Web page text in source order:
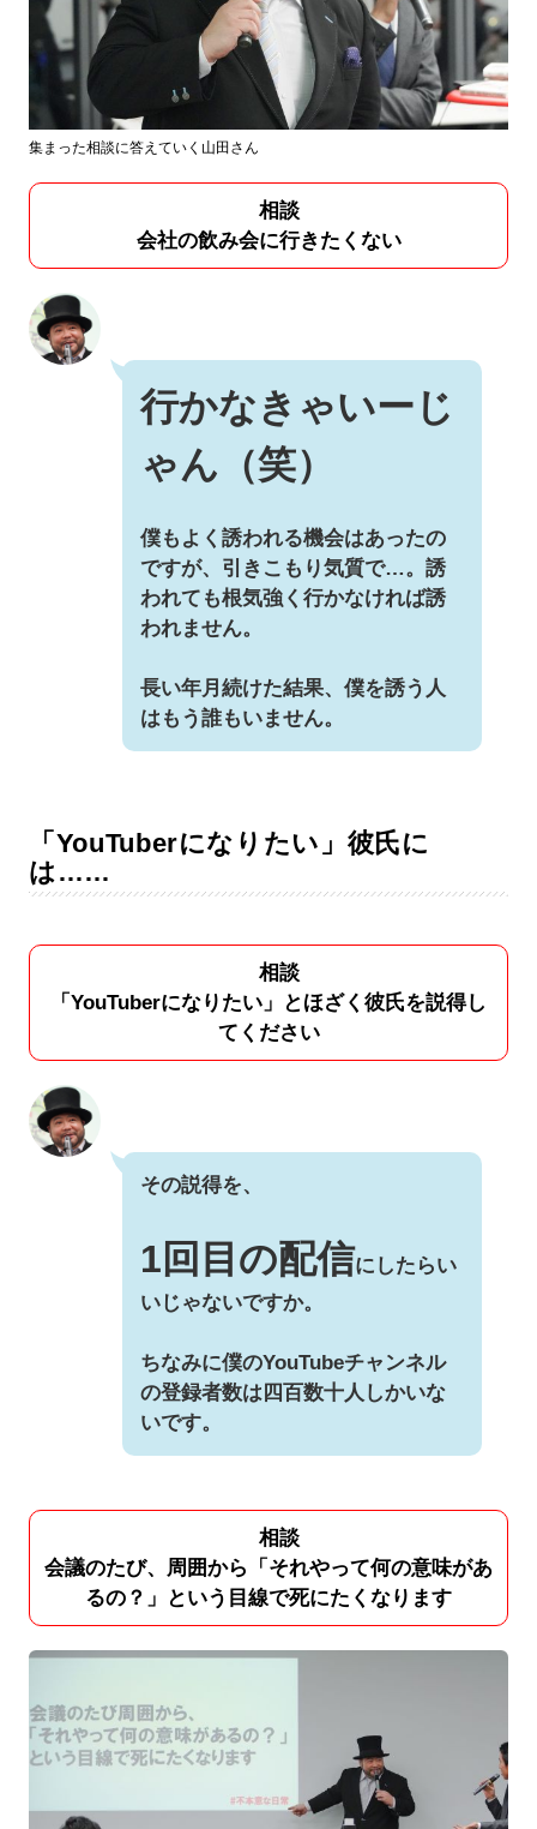
集まった相談に答えていく山田さん
相談
会社の飲み会に行きたくない
行かなきゃいーじ
ゃん（笑）
僕もよく誘われる機会はあったの
ですが、引きこもり気質で…。誘
われても根気強く行かなければ誘
われません。
長い年月続けた結果、僕を誘う人
はもう誰もいません。
「YouTuberになりたい」彼氏に
は……
相談
「YouTuberになりたい」とほざく彼氏を説得し
てください
その説得を、
1回目の配信にしたらい
いじゃないですか。
ちなみに僕のYouTubeチャンネル
の登録者数は四百数十人しかいな
いです。
相談
会議のたび、周囲から「それやって何の意味があ
るの？」という目線で死にたくなります